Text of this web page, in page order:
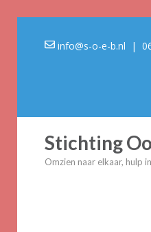
info@s-o-e-b.nl |
Stichting
Omzien naar elkaar, hulp